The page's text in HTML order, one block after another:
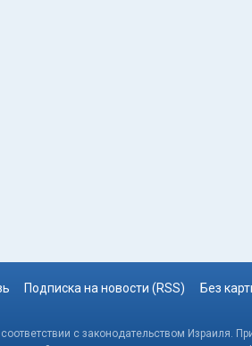
Подписка на новости (RSS) Без
с законодательством Израиля.